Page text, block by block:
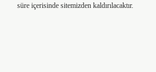
süre içerisinde sitemizden kaldırılacaktır.